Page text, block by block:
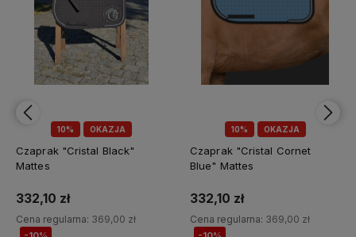
10% OKAZJA
Czaprak "Cristal Cornet
Blue" Mattes
332,10 zł
Cena regularna: 369,00 zł
10% OKAZJA
Czaprak "Cristal Violet"
Mattes
332,10 zł
Cena regularna: 369,00 zł